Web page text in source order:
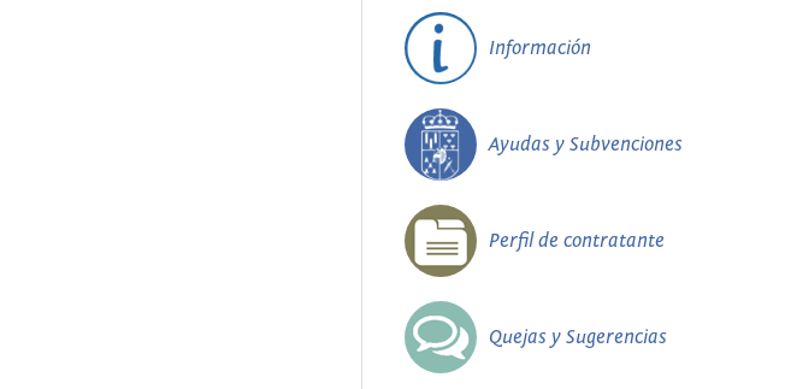
Información
Ayudas y Subvenciones
Perfil de contratante
Quejas y Sugerencias